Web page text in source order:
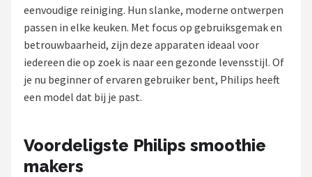
Kenwood
Moulinex
KitchenAid
Braun
eenvoudige reiniging. Hun slanke, moderne ontwerpen
passen in elke keuken. Met focus op gebruiksgemak en
betrouwbaarheid, zijn deze apparaten ideaal voor
iedereen die op zoek is naar een gezonde levensstijl. Of
je nu beginner of ervaren gebruiker bent, Philips heeft
een model dat bij je past.
Voordeligste Philips smoothie
makers